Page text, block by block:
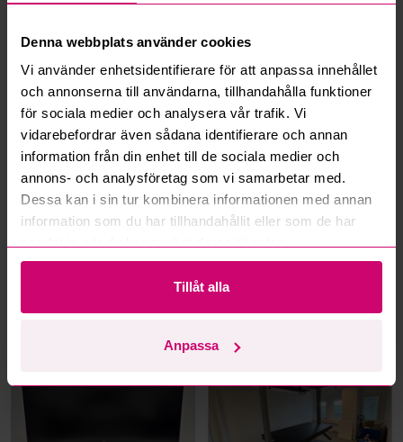
Denna webbplats använder cookies
Vi använder enhetsidentifierare för att anpassa innehållet
och annonserna till användarna, tillhandahålla funktioner
för sociala medier och analysera vår trafik. Vi
vidarebefordrar även sådana identifierare och annan
information från din enhet till de sociala medier och
annons- och analysföretag som vi samarbetar med.
Dessa kan i sin tur kombinera informationen med annan
information som du har tillhandahållit eller som de har
Tillåt alla
Anpassa
Hur fungerar budmotorn?
Kan jag ångra ett bud?
Kan ni frakta mina vunna objekt?
Läs fler frågor och svar
Mer från samma kategori